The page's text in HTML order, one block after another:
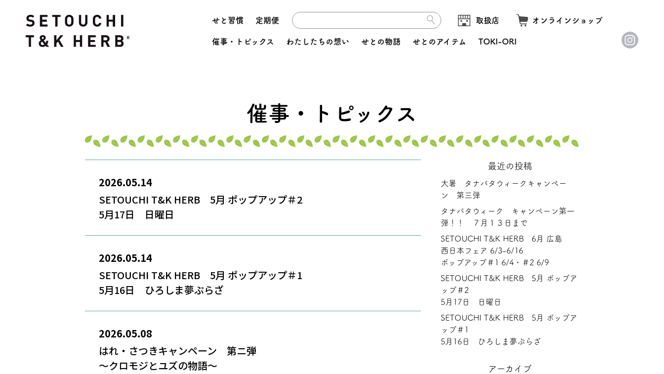
催事・トピックス わたしたちの想い せとの物語 せとのアイテム TOKI-ORI
せと習慣 定期便 取扱店 オンラインショップ
催事・トピックス
2026.05.14
SETOUCHI T&K HERB 5月 ポップアップ＃2
5月17日 日曜日
2026.05.14
SETOUCHI T&K HERB 5月 ポップアップ＃1
5月16日 ひろしま夢ぷらざ
2026.05.08
はれ・さつきキャンペーン 第ニ弾
〜クロモジとユズの物語〜
最近の投稿
大暑 タナバタウィークキャンペー
ン 第三弾
タナバタウィーク キャンペーン第一
弾！！ ７月１３日まで
SETOUCHI T&K HERB 6月 広島
西日本フェア 6/3-6/16
ポップアップ＃1 6/4・＃2 6/9
SETOUCHI T&K HERB 5月 ポップア
ップ＃2
5月17日 日曜日
SETOUCHI T&K HERB 5月 ポップア
ップ＃1
5月16日 ひろしま夢ぷらざ
アーカイブ